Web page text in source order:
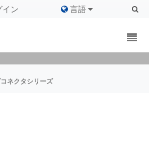
イン 言語
ネクタシリーズ